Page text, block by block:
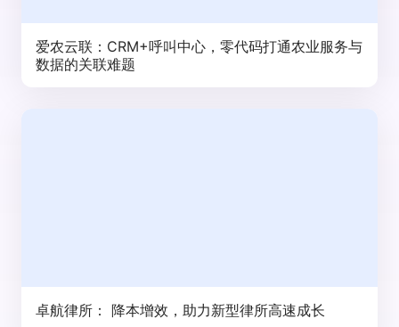
爱农云联：CRM+呼叫中心，零代码打通农业服务与
数据的关联难题
卓航律所： 降本增效，助力新型律所高速成长